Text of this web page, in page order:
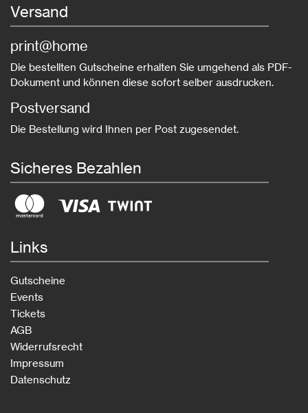
Versand
print@home
Die bestellten Gutscheine erhalten Sie umgehend als PDF-
Dokument und können diese sofort selber ausdrucken.
Postversand
Die Bestellung wird Ihnen per Post zugesendet.
Sicheres Bezahlen
Links
Gutscheine
Events
Tickets
AGB
Widerrufsrecht
Impressum
Datenschutz